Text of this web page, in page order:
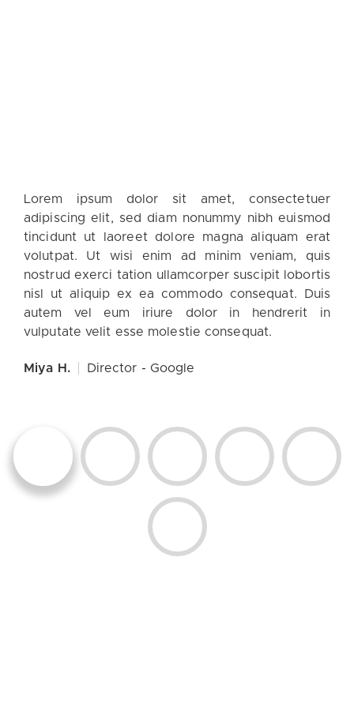
Lorem ipsum dolor sit amet, consectetuer
adipiscing elit, sed diam nonummy nibh euismod
tincidunt ut laoreet dolore magna aliquam erat
volutpat. Ut wisi enim ad minim veniam, quis
nostrud exerci tation ullamcorper suscipit lobortis
nisl ut aliquip ex ea commodo consequat. Duis
autem vel eum iriure dolor in hendrerit in
vulputate velit esse molestie consequat.
Miya H. Director - Google